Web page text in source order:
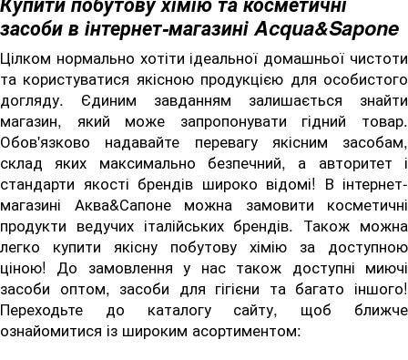
засоби в інтернет-магазині Acqua&Sapone
Цілком нормально хотіти ідеальної домашньої чистоти
та користуватися якісною продукцією для особистого
догляду. Єдиним завданням залишається знайти
магазин, який може запропонувати гідний товар.
Обов'язково надавайте перевагу якісним засобам,
склад яких максимально безпечний, а авторитет і
стандарти якості брендів широко відомі! В інтернет-
магазині Аква&Сапоне можна замовити косметичні
продукти ведучих італійських брендів. Також можна
легко купити якісну побутову хімію за доступною
ціною! До замовлення у нас також доступні миючі
засоби оптом, засоби для гігієни та багато іншого!
Переходьте до каталогу сайту, щоб ближче
ознайомитися із широким асортиментом: